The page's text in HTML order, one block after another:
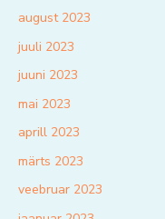
august 2023
juuli 2023
juuni 2023
mai 2023
aprill 2023
märts 2023
veebruar 2023